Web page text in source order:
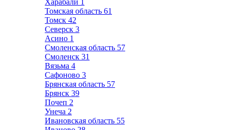
Харабали 1
Томская область 61
Томск 42
Северск 3
Асино 1
Смоленская область 57
Смоленск 31
Вязьма 4
Сафоново 3
Брянская область 57
Брянск 39
Почеп 2
Унеча 2
Ивановская область 55